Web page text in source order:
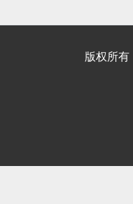
版权所